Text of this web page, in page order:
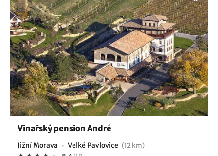
Vinařský pension André
Jižní Morava Velké Pavlovice (12 km)